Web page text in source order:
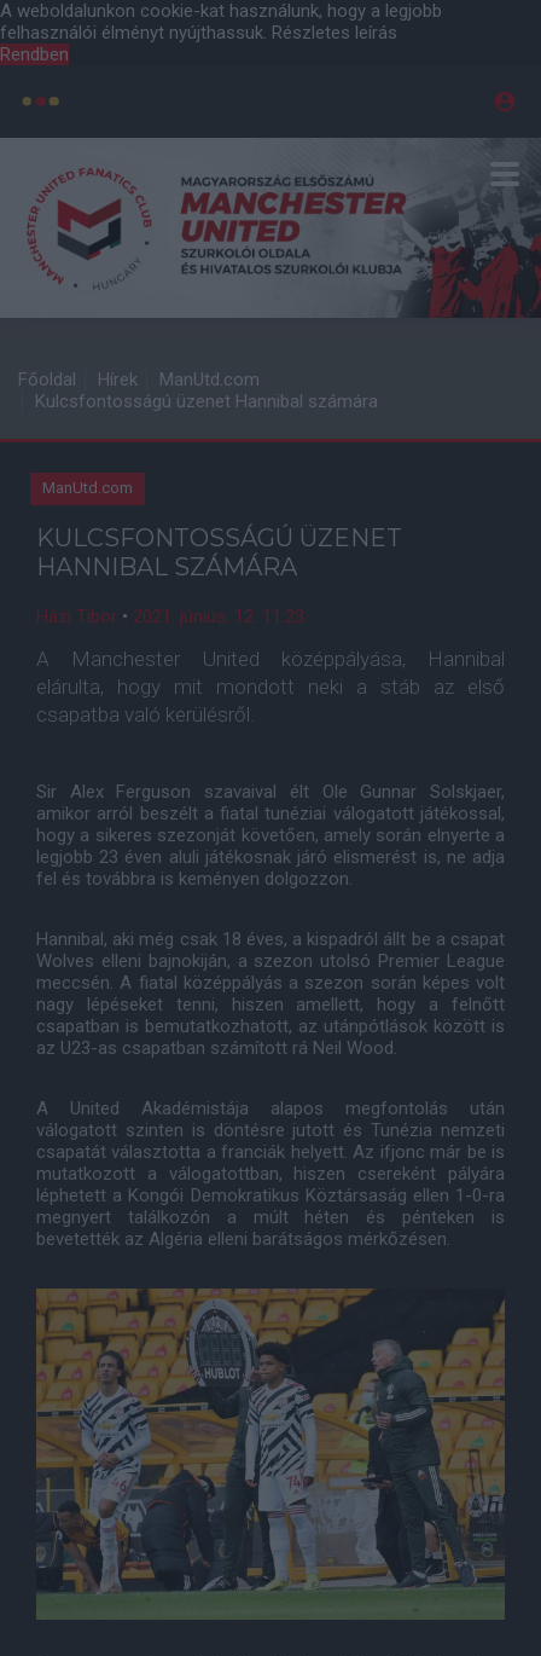
A weboldalunkon cookie-kat használunk, hogy a legjobb
felhasználói élményt nyújthassuk. Részletes leírás
Rendben
Főoldal Hírek
ManUtd.com
Kulcsfontosságú üzenet Hannibal számára
ManUtd.com
KULCSFONTOSSÁGÚ ÜZENET
HANNIBAL SZÁMÁRA
Házi Tibor • 2021. június. 12. 11:23
A Manchester United középpályása, Hannibal
elárulta, hogy mit mondott neki a stáb az első
csapatba való kerülésről.
Sir Alex Ferguson szavaival élt Ole Gunnar Solskjaer,
amikor arról beszélt a fiatal tunéziai válogatott játékossal,
hogy a sikeres szezonját követően, amely során elnyerte a
legjobb 23 éven aluli játékosnak járó elismerést is, ne adja
fel és továbbra is keményen dolgozzon.
Hannibal, aki még csak 18 éves, a kispadról állt be a csapat
Wolves elleni bajnokiján, a szezon utolsó Premier League
meccsén. A fiatal középpályás a szezon során képes volt
nagy lépéseket tenni, hiszen amellett, hogy a felnőtt
csapatban is bemutatkozhatott, az utánpótlások között is
az U23-as csapatban számított rá Neil Wood.
A United Akadémistája alapos megfontolás után
válogatott szinten is döntésre jutott és Tunézia nemzeti
csapatát választotta a franciák helyett. Az ifjonc már be is
mutatkozott a válogatottban, hiszen csereként pályára
léphetett a Kongói Demokratikus Köztársaság ellen 1-0-ra
megnyert találkozón a múlt héten és pénteken is
bevetették az Algéria elleni barátságos mérkőzésen.